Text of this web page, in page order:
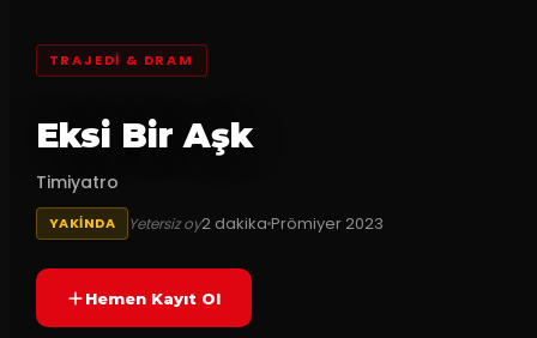
TRAJEDI & DRAM
Eksi Bir Aşk
Timiyatro
YAKINDA Yetersiz oy2 dakikaPrömiyer 2023
Hemen Kayıt Ol